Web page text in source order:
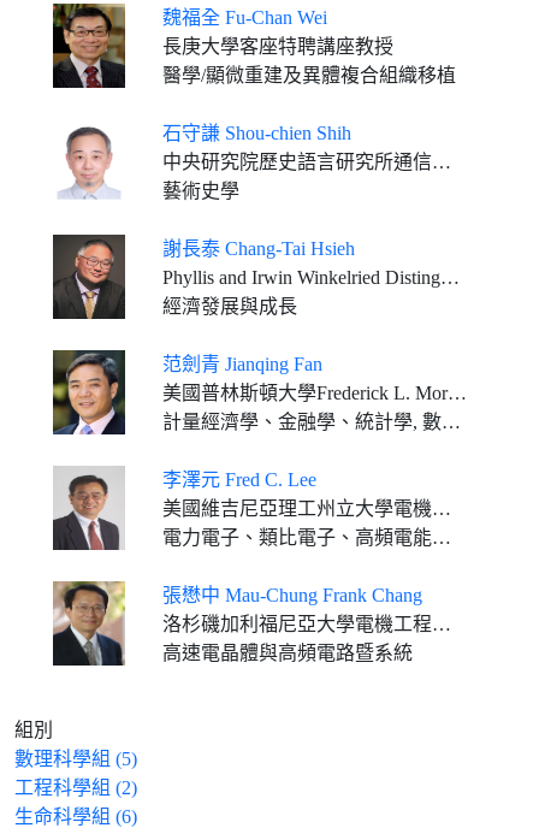
魏福全 Fu-Chan Wei
長庚大學客座特聘講座教授
醫學/顯微重建及異體複合組織移植
石守謙 Shou-chien Shih
中央研究院歷史語言研究所通信研究員
藝術史學
謝長泰 Chang-Tai Hsieh
Phyllis and Irwin Winkelried Distinguished Service Professor of Economics, Booth School of Business, University of Chicago
經濟發展與成長
范劍青 Jianqing Fan
美國普林斯頓大學Frederick L. More金融學講座教授
計量經濟學、金融學、統計學, 數據科學, 人工智慧
李澤元 Fred C. Lee
美國維吉尼亞理工州立大學電機電腦工程學系榮譽校傑出教授暨電力電子系統中心榮譽主任
電力電子、類比電子、高頻電能轉換和系統集成技術
張懋中 Mau-Chung Frank Chang
洛杉磯加利福尼亞大學電機工程學系講座教授及特聘教授
高速電晶體與高頻電路暨系統
組別
數理科學組 (5)
工程科學組 (2)
生命科學組 (6)